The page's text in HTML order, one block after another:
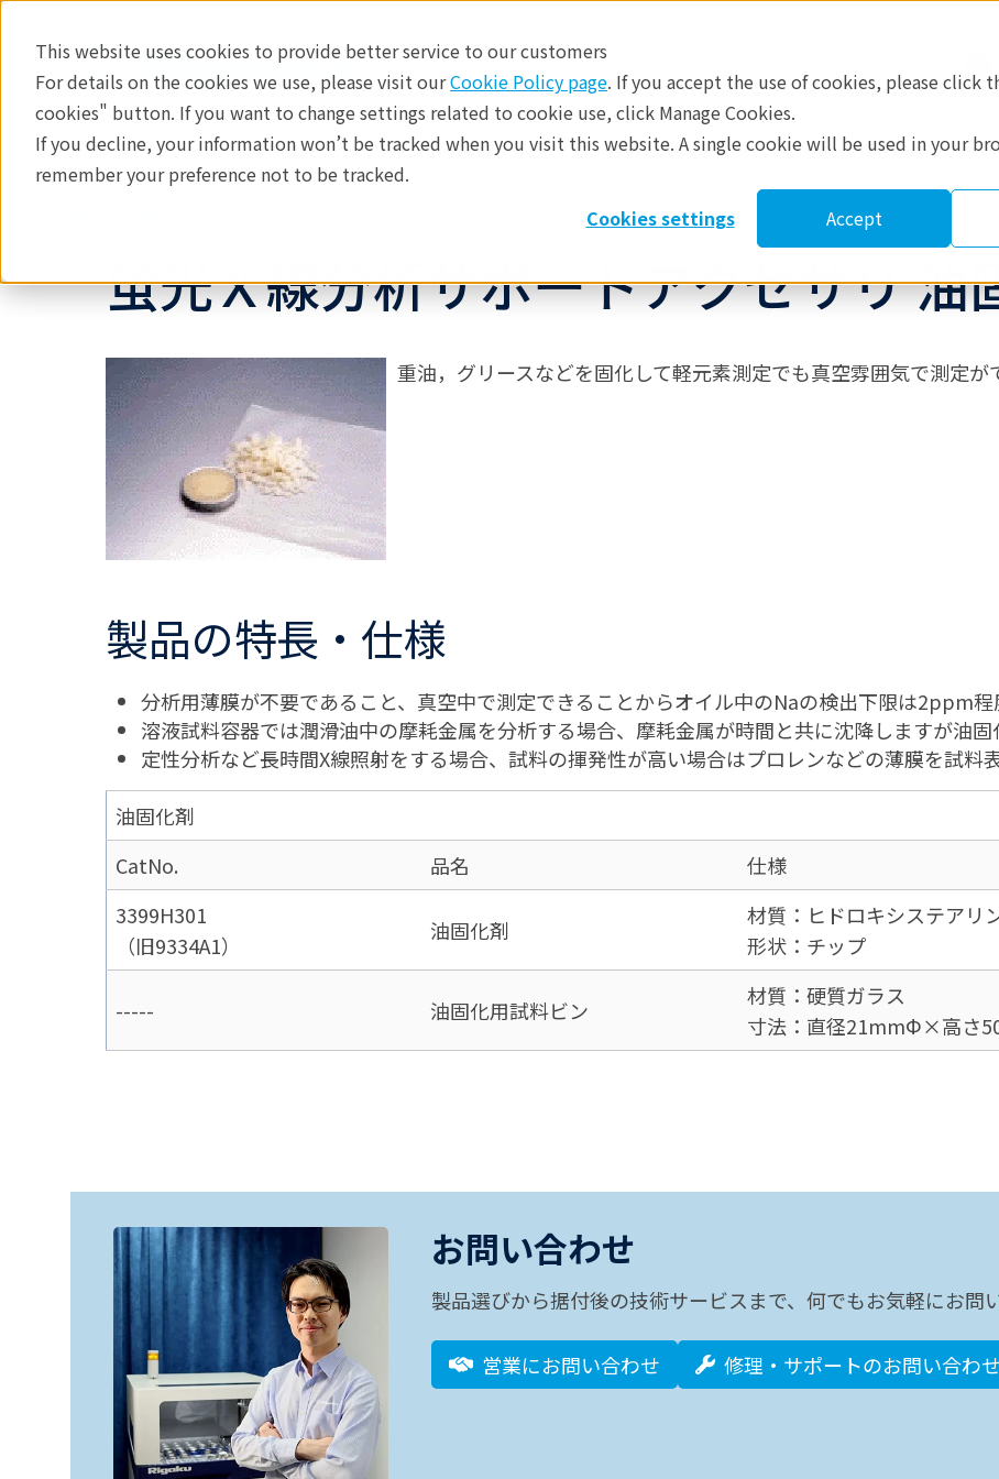
This website uses cookies to provide better service to our customers
For details on the cookies we use, please visit ourCookie Policy page. If you accept the use of cookies, please click
cookies" button. If you want to change settings related to cookie use, click Manage Cookies.
If you decline, your information won’t be tracked when you visit this website. A single cookie will be used in your
remember your preference not to be tracked.
Cookies settings
Accept
製品 産業分野​ 分析手法​ 参考資料 修理・サポート
蛍光Ｘ線分析サポートアクセサリ 油
重油，グリースなどを固化して軽元素測定でも真空雰囲気で測定が
製品の特長・仕様
分析用薄膜が不要であること、真空中で測定できることからオイル中のNaの検出下限は2ppm程
溶液試料容器では潤滑油中の摩耗金属を分析する場合、摩耗金属が時間と共に沈降しますが油固
定性分析など長時間X線照射をする場合、試料の揮発性が高い場合はプロレンなどの薄膜を試料
油固化剤
CatNo.
品名 仕様
3399H301
（旧9334A1）
油固化剤
材質：ヒドロキシステアリ
形状：チップ
----- 油固化用試料ビン
材質：硬質ガラス
寸法：直径21mmΦ×高さ
お問い合わせ
製品選びから据付後の技術サービスまで、何でもお気軽にお問
営業にお問い合わせ 修理・サポートのお問い合わせ